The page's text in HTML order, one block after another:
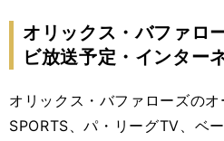
オリックス・バファロ
ビ放送予定・インター
オリックス・バファローズの
SPORTS、パ・リーグTV、ベ